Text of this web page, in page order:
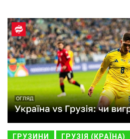
ГРУЗИНИ ГРУЗІЯ (КРАЇНА)